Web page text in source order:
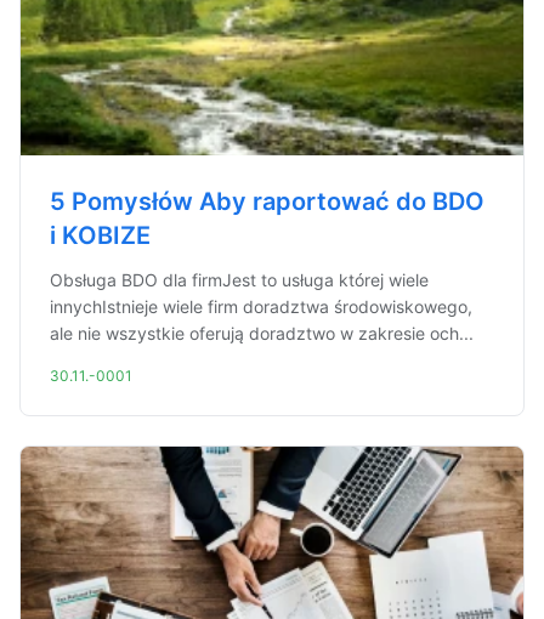
5 Pomysłów Aby raportować do BDO
i KOBIZE
Obsługa BDO dla firmJest to usługa której wiele
innychIstnieje wiele firm doradztwa środowiskowego,
ale nie wszystkie oferują doradztwo w zakresie och...
30.11.-0001